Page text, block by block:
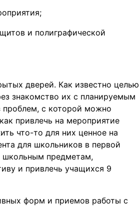
и полиграфической
дверей. Как известно целью
знакомство их с планируемым
проблем, с которой можно
привлечь на мероприятие
что-то для них ценное на
для школьников в первой
школьным предметам,
и привлечь учащихся 9
форм и приемов работы с